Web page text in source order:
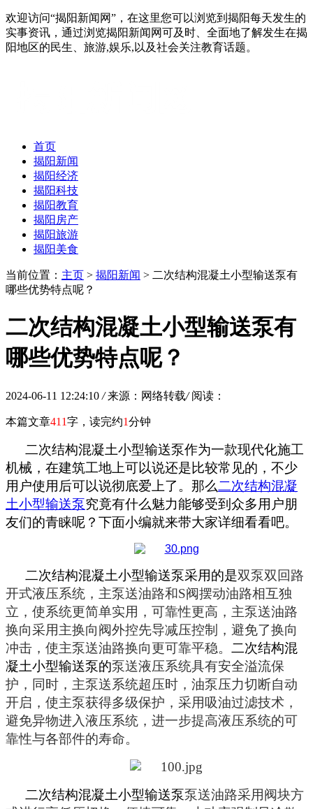
欢迎访问“揭阳新闻网”，在这里您可以浏览到揭阳每天发生的
实事资讯，通过浏览揭阳新闻网可及时、全面地了解发生在揭
阳地区的民生、旅游,娱乐,以及社会关注教育话题。
首页
揭阳新闻
揭阳经济
揭阳科技
揭阳教育
揭阳房产
揭阳旅游
揭阳美食
当前位置： 主页 > 揭阳新闻 > 二次结构混凝土小型输送泵有
哪些优势特点呢？
二次结构混凝土小型输送泵有
哪些优势特点呢？
2024-06-11 12:24:10 / 来源：网络转载/ 阅读：
本篇文章411字，读完约1分钟
二次结构混凝土小型输送泵作为一款现代化施工
机械，在建筑工地上可以说还是比较常见的，不少
用户使用后可以说彻底爱上了。那么二次结构混凝
土小型输送泵究竟有什么魅力能够受到众多用户朋
友们的青睐呢？下面小编就来带大家详细看看吧。
二次结构混凝土小型输送泵采用的是双泵双回路
开式液压系统，主泵送油路和S阀摆动油路相互独
立，使系统更简单实用 ， 可靠性更高 ， 主泵送油路
换向采用主换向阀外控先导减压控制，避免了换向
冲击，使主泵送油路换向更可靠平稳。 二次结构混
凝土小型输送泵的泵送液压系统具有安全溢流保
护 ， 同时，主泵送系统超压时，油泵压力切断自动
开启，使主泵获得多级保护 ， 采用吸油过滤技术，
避免异物进入液压系统，进一步提高液压系统的可
靠性与各部件的寿命。
二次结构混凝土小型输送泵泵送油路采用阀块方